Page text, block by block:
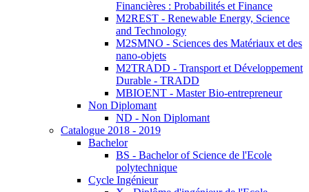
Financières : Probabilités et Finance
M2REST - Renewable Energy, Science
and Technology
M2SMNO - Sciences des Matériaux et des
nano-objets
M2TRADD - Transport et Développement
Durable - TRADD
MBIOENT - Master Bio-entrepreneur
Non Diplomant
ND - Non Diplomant
Catalogue 2018 - 2019
Bachelor
BS - Bachelor of Science de l'Ecole
polytechnique
Cycle Ingénieur